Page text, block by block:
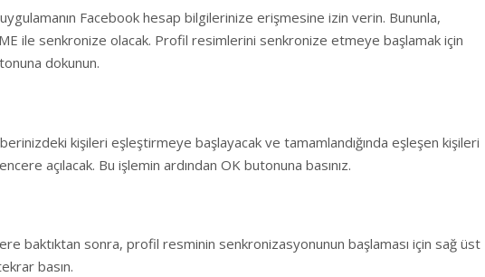
Facebook hesap bilgilerinize erişmesine izin verin. Bununla,
ile senkronize olacak. Profil resimlerini senkronize etmeye başlamak için
dokunun.
kişileri eşleştirmeye başlayacak ve tamamlandığında eşleşen kişileri
açılacak. Bu işlemin ardından OK butonuna basınız.
baktıktan sonra, profil resminin senkronizasyonunun başlaması için sağ üst
basın.